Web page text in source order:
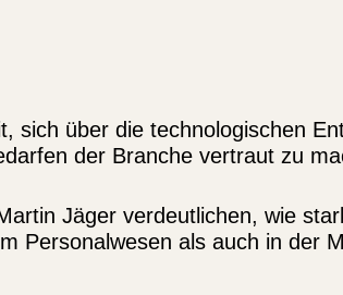
sich über die technologischen
der Branche vertraut zu
Jäger verdeutlichen, wie
Personalwesen als auch in der